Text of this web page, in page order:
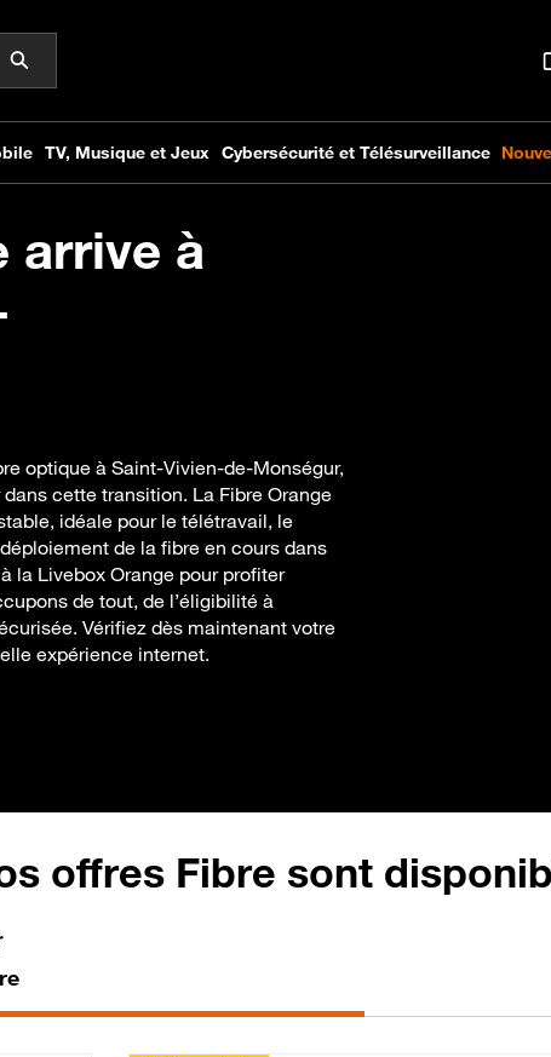
arrive à
optique à Saint-Vivien-de-Monségur,
cette transition. La Fibre Orange
idéale pour le télétravail, le
de la fibre en cours dans
la Livebox Orange pour profiter
de tout, de l’éligibilité à
Vérifiez dès maintenant votre
expérience internet.
offres Fibre sont